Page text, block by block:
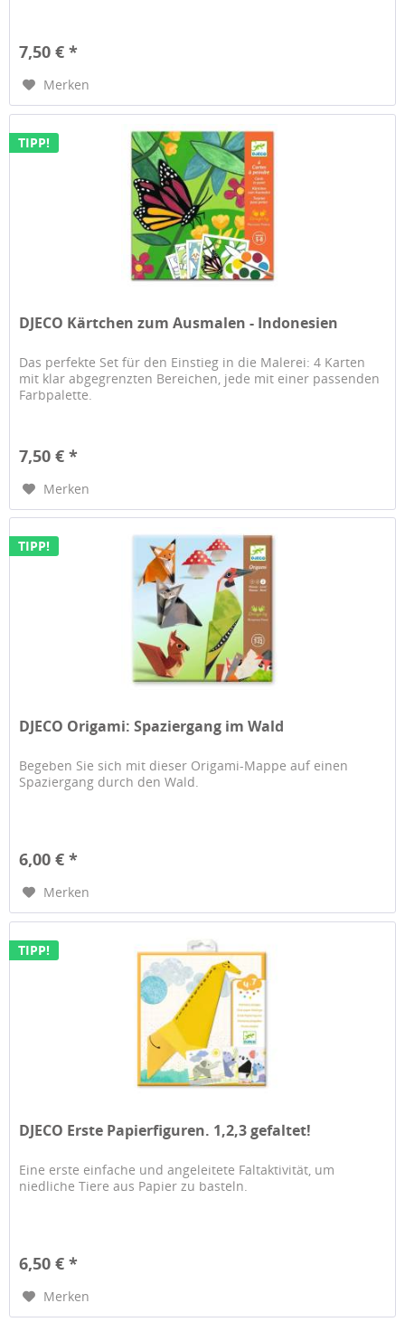
7,50 € *
Merken
TIPP!
DJECO Kärtchen zum Ausmalen - Indonesien
Das perfekte Set für den Einstieg in die Malerei: 4 Karten
mit klar abgegrenzten Bereichen, jede mit einer passenden
Farbpalette.
7,50 € *
Merken
TIPP!
DJECO Origami: Spaziergang im Wald
Begeben Sie sich mit dieser Origami-Mappe auf einen
Spaziergang durch den Wald.
6,00 € *
Merken
TIPP!
DJECO Erste Papierfiguren. 1,2,3 gefaltet!
Eine erste einfache und angeleitete Faltaktivität, um
niedliche Tiere aus Papier zu basteln.
6,50 € *
Merken